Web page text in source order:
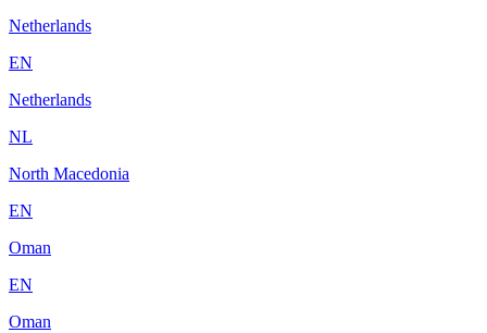
Netherlands
EN
Netherlands
NL
North Macedonia
EN
Oman
EN
Oman